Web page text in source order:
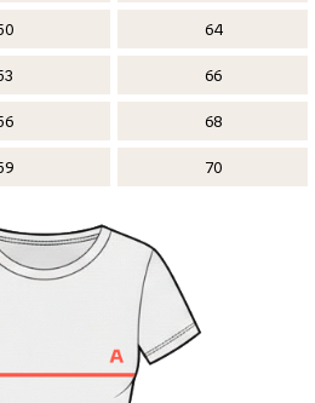
64
66
68
70